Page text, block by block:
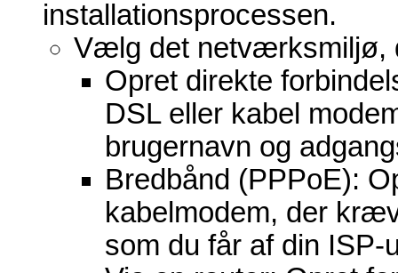
installationsprocessen.
Vælg det netværksmiljø,
Opret direkte
DSL eller kabel
brugernavn og
Bredbånd (PPPoE):
kabelmodem, der
som du får af din ISP-